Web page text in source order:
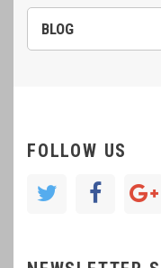
BLOG
FOLLOW US